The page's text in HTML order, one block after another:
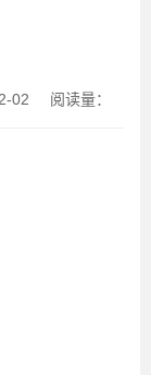
02 阅读量：